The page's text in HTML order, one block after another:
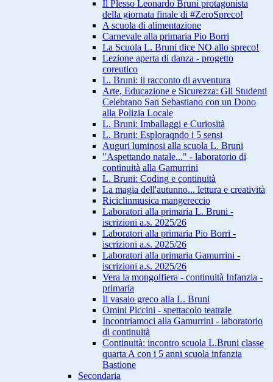
Il Plesso Leonardo Bruni protagonista
della giornata finale di #ZeroSpreco!
A scuola di alimentazione
Carnevale alla primaria Pio Borri
La Scuola L. Bruni dice NO allo spreco!
Lezione aperta di danza - progetto
coreutico
L. Bruni: il racconto di avventura
Arte, Educazione e Sicurezza: Gli Studenti
Celebrano San Sebastiano con un Dono
alla Polizia Locale
L. Bruni: Imballaggi e Curiosità
L. Bruni: Esploraqndo i 5 sensi
Auguri luminosi alla scuola L. Bruni
"Aspettando natale..." - laboratorio di
continuità alla Gamurrini
L. Bruni: Coding e continuità
La magia dell'autunno... lettura e creatività
Riciclinmusica mangereccio
Laboratori alla primaria L. Bruni -
iscrizioni a.s. 2025/26
Laboratori alla primaria Pio Borri -
iscrizioni a.s. 2025/26
Laboratori alla primaria Gamurrini -
iscrizioni a.s. 2025/26
Vera la mongolfiera - continuità Infanzia -
primaria
Il vasaio greco alla L. Bruni
Omini Piccini - spettacolo teatrale
Incontriamoci alla Gamurrini - laboratorio
di continuità
Continuità: incontro scuola L.Bruni classe
quarta A con i 5 anni scuola infanzia
Bastione
Secondaria